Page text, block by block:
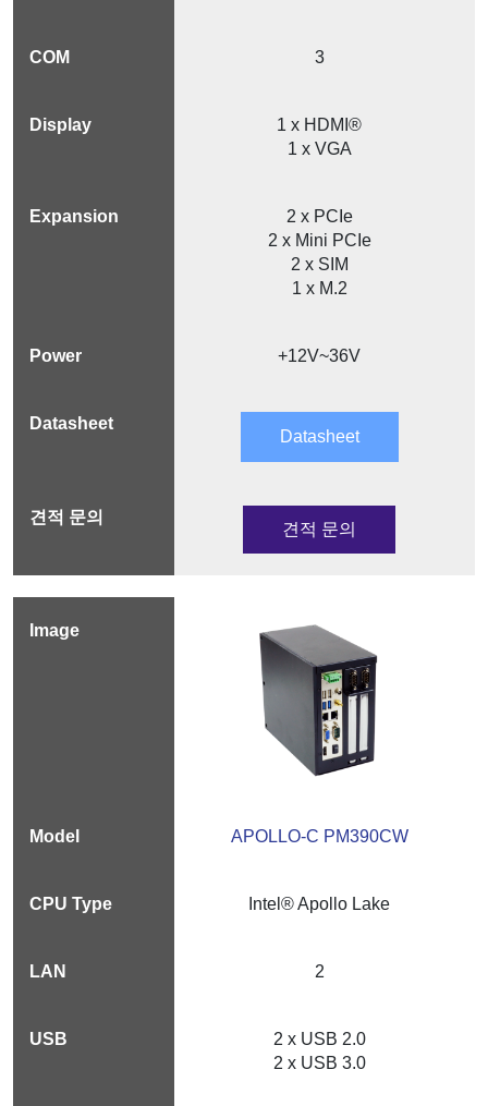
3
1 x HDMI®
1 x VGA
2 x PCIe
2 x Mini PCIe
2 x SIM
1 x M.2
+12V~36V
Datasheet
견적 문의
APOLLO-C PM390CW
Intel® Apollo Lake
2
2 x USB 2.0
2 x USB 3.0